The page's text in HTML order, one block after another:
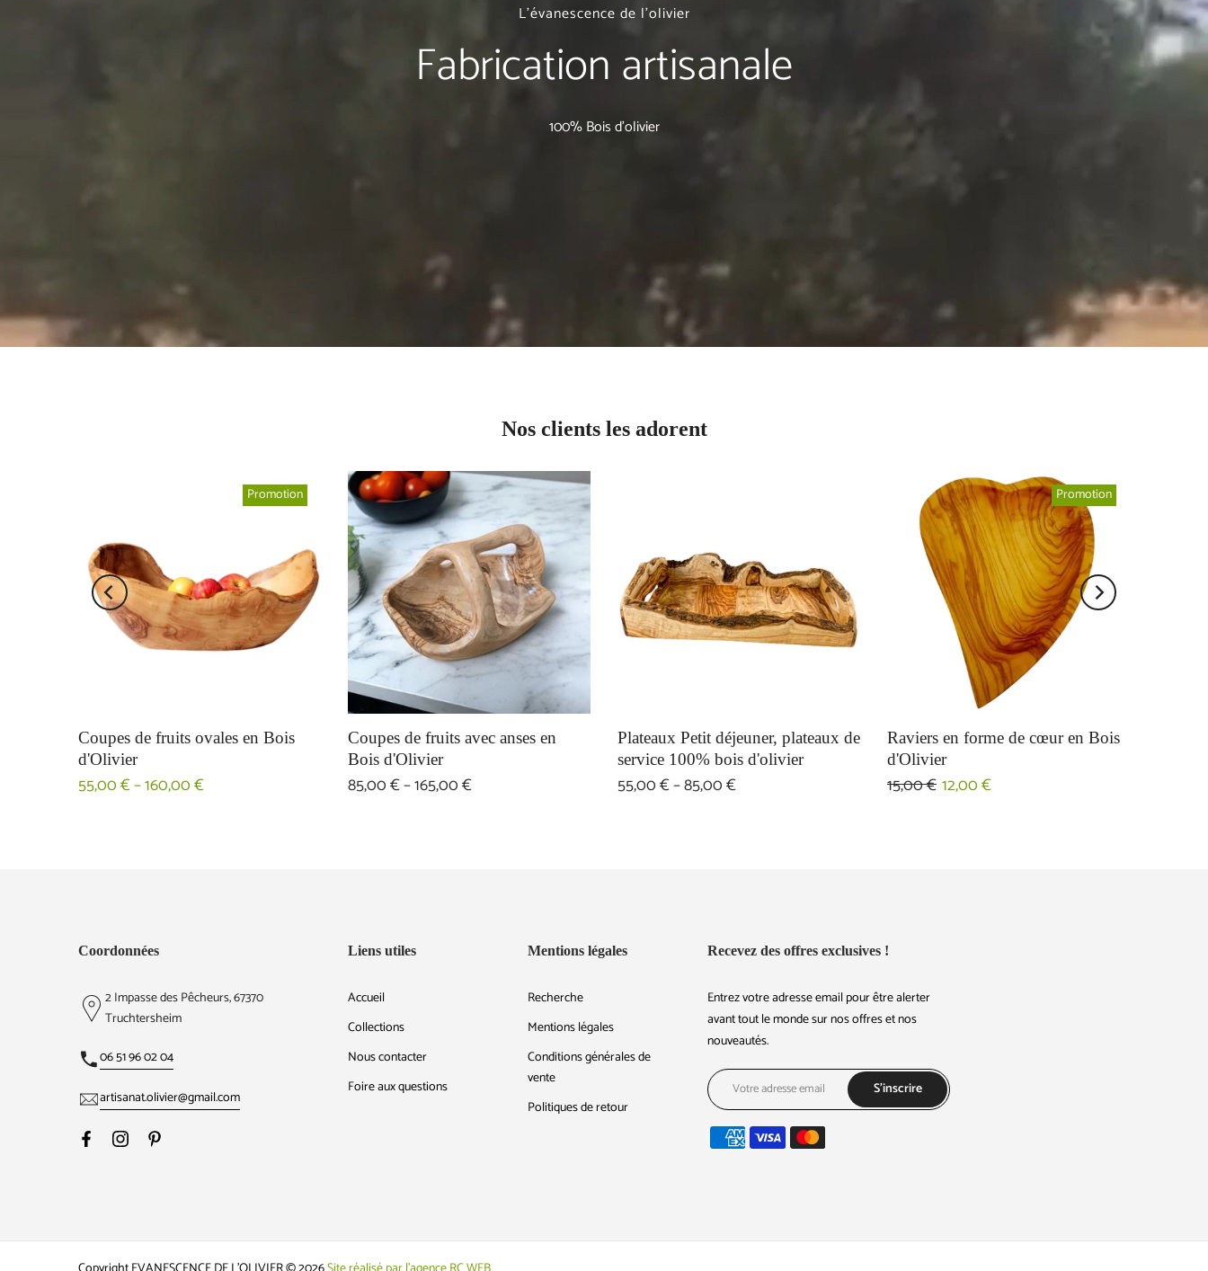
L'évanescence de l'olivier
Fabrication artisanale
100% Bois d'olivier
Nos clients les adorent
Promotion
Coupes de fruits ovales en Bois
d'Olivier
55,00 € – 160,00 €
Coupes de fruits avec anses en
Bois d'Olivier
85,00 € – 165,00 €
Plateaux Petit déjeuner, plateaux de
service 100% bois d'olivier
55,00 € – 85,00 €
Promotion
Raviers en forme de cœur en Bois
d'Olivier
15,00 € 12,00 €
Coordonnées
2 Impasse des Pêcheurs, 67370
Truchtersheim
06 51 96 02 04
artisanat.olivier@gmail.com
Liens utiles
Accueil
Collections
Nous contacter
Foire aux questions
Mentions légales
Recherche
Mentions légales
Conditions générales de
vente
Politiques de retour
Recevez des offres exclusives !
Entrez votre adresse email pour être alerter
avant tout le monde sur nos offres et nos
nouveautés.
S'inscrire